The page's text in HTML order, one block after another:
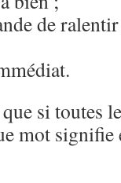
de
si toutes
mot